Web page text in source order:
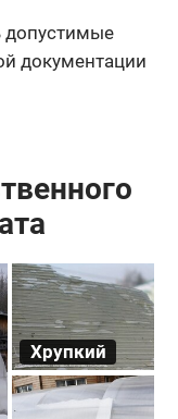
допустимые
документации
Хрупкий